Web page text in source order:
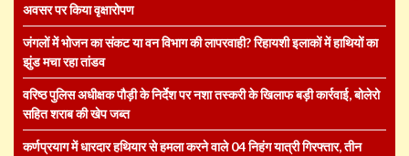
अवसर पर किया वृक्षारोपण
जंगलों में भोजन का संकट या वन विभाग की लापरवाही? रिहायशी इलाकों में हाथियों का
झुंड मचा रहा तांडव
वरिष्ठ पुलिस अधीक्षक पौड़ी के निर्देश पर नशा तस्करी के खिलाफ बड़ी कार्रवाई, बोलेरो
सहित शराब की खेप जब्त
कर्णप्रयाग में धारदार हथियार से हमला करने वाले 04 निहंग यात्री गिरफ्तार, तीन